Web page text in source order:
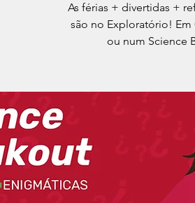
As férias + divertidas +
são no Exploratório! Em
ou num Science